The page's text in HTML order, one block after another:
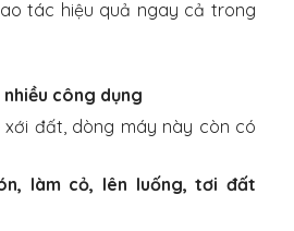
tác hiệu quả ngay cả trong
công dụng
xới đất, dòng máy này còn có
làm cỏ, lên luống, tơi đất